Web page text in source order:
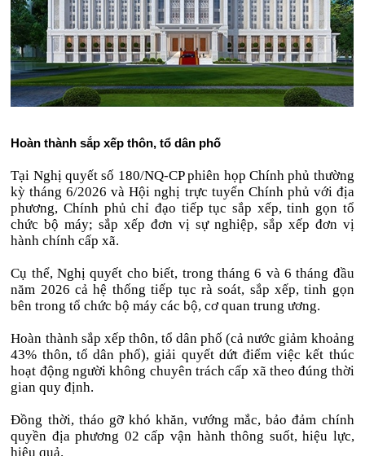
Hoàn thành sắp xếp thôn, tổ dân phố
Tại Nghị quyết số 180/NQ-CP phiên họp Chính phủ thường
kỳ tháng 6/2026 và Hội nghị trực tuyến Chính phủ với địa
phương, Chính phủ chỉ đạo tiếp tục sắp xếp, tinh gọn tổ
chức bộ máy; sắp xếp đơn vị sự nghiệp, sắp xếp đơn vị
hành chính cấp xã.
Cụ thể, Nghị quyết cho biết, trong tháng 6 và 6 tháng đầu
năm 2026 cả hệ thống tiếp tục rà soát, sắp xếp, tinh gọn
bên trong tổ chức bộ máy các bộ, cơ quan trung ương.
Hoàn thành sắp xếp thôn, tổ dân phố (cả nước giảm khoảng
43% thôn, tổ dân phố), giải quyết dứt điểm việc kết thúc
hoạt động người không chuyên trách cấp xã theo đúng thời
gian quy định.
Đồng thời, tháo gỡ khó khăn, vướng mắc, bảo đảm chính
quyền địa phương 02 cấp vận hành thông suốt, hiệu lực,
hiệu quả.